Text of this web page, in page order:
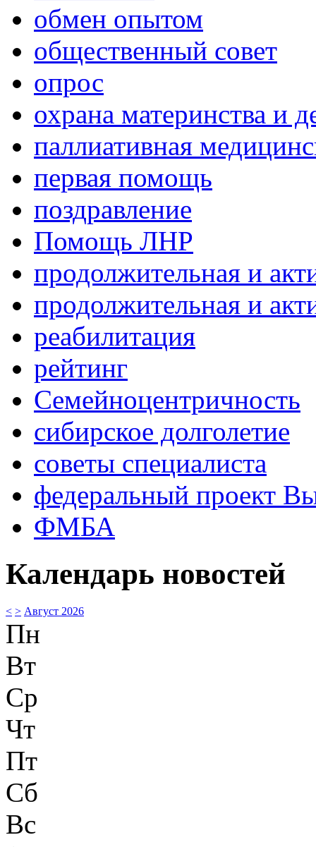
обмен опытом
общественный совет
опрос
охрана материнства и
паллиативная
первая помощь
поздравление
Помощь ЛНР
продолжительная и
продолжительная и
реабилитация
рейтинг
Семейноцентричность
сибирское долголетие
советы специалиста
федеральный проект
ФМБА
Календарь новостей
< > Август 2026
Пн
Вт
Ср
Чт
Пт
Сб
Вс